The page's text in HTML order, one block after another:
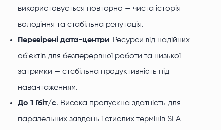
використовується повторно — чиста історія
володіння та стабільна репутація.
Перевірені дата-центри. Ресурси від надійних
об'єктів для безперервної роботи та низької
затримки — стабільна продуктивність під
навантаженням.
До 1 Гбіт/с. Висока пропускна здатність для
паралельних завдань і стислих термінів SLA —